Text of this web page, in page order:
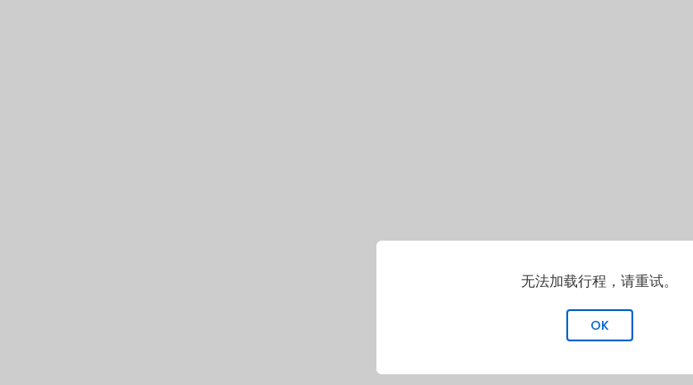
无法加载行程，请重试。
OK